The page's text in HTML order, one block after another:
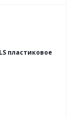
пластиковое